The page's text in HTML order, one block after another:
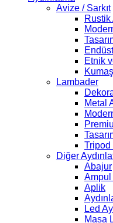
Avize / Sarkıt
Rustik
Etnik
Lambader
Metal
Tripod
Diğer
Abajur
Aplik
Led
Masa